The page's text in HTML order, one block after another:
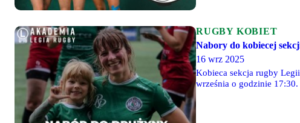
RUGBY KOBIET
Nabory do kobiecej
16 wrz 2025
Kobieca sekcja rugby
września o godzinie